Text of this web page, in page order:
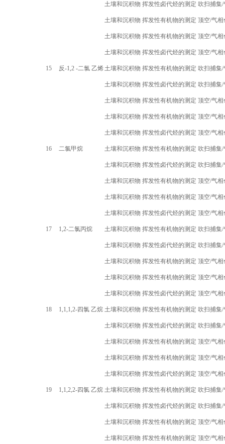
土壤和沉积物 挥发性卤代烃的测定 吹扫捕集/
土壤和沉积物 挥发性有机物的测定 顶空/气相
15 反-1,2 -二氯 乙烯
土壤和沉积物 挥发性有机物的测定 顶空/气相
土壤和沉积物 挥发性卤代烃的测定 顶空/气相
土壤和沉积物 挥发性有机物的测定 吹扫捕集/
土壤和沉积物 挥发性卤代烃的测定 吹扫捕集/
土壤和沉积物 挥发性有机物的测定 顶空/气相
16 二氯甲烷
土壤和沉积物 挥发性有机物的测定 顶空/气相
土壤和沉积物 挥发性卤代烃的测定 顶空/气相
土壤和沉积物 挥发性有机物的测定 吹扫捕集/
土壤和沉积物 挥发性卤代烃的测定 吹扫捕集/
土壤和沉积物 挥发性有机物的测定 顶空/气相
17 1,2-二氯丙烷
土壤和沉积物 挥发性有机物的测定 顶空/气相
土壤和沉积物 挥发性卤代烃的测定 顶空/气相
土壤和沉积物 挥发性有机物的测定 吹扫捕集/
土壤和沉积物 挥发性卤代烃的测定 吹扫捕集/
土壤和沉积物 挥发性有机物的测定 顶空/气相
18 1,1,1,2-四氯 乙烷
土壤和沉积物 挥发性有机物的测定 顶空/气相
土壤和沉积物 挥发性卤代烃的测定 顶空/气相
土壤和沉积物 挥发性有机物的测定 吹扫捕集/
土壤和沉积物 挥发性卤代烃的测定 吹扫捕集/
土壤和沉积物 挥发性有机物的测定 顶空/气相
19 1,1,2,2-四氯 乙烷
土壤和沉积物 挥发性有机物的测定 顶空/气相
土壤和沉积物 挥发性卤代烃的测定 顶空/气相
土壤和沉积物 挥发性有机物的测定 吹扫捕集/
土壤和沉积物 挥发性卤代烃的测定 吹扫捕集/
土壤和沉积物 挥发性有机物的测定 顶空/气相
土壤和沉积物 挥发性有机物的测定 顶空/气相